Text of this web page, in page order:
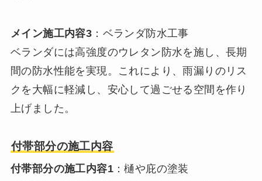
メイン施工内容3 ：ベランダ防水工事
ベランダには高強度のウレタン防水を施し、長期
間の防水性能を実現。これにより、雨漏りのリス
クを大幅に軽減し、安心して過ごせる空間を作り
上げました。
付帯部分の施工内容
付帯部分の施工内容1：樋や庇の塗装